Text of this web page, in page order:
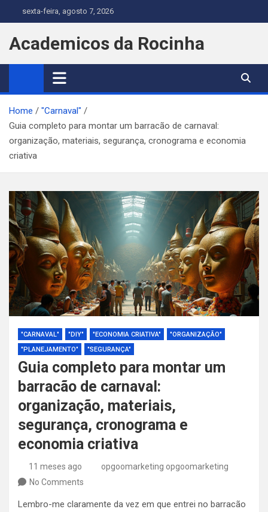
to
content
sexta-feira, agosto 7, 2026
Academicos da Rocinha
Home
"Carnaval"
Guia completo para montar um barracão de carnaval:
organização, materiais, segurança, cronograma e economia
criativa
"CARNAVAL" "DIY" "ECONOMIA CRIATIVA"
"ORGANIZAÇÃO"
"PLANEJAMENTO"
"SEGURANÇA"
Guia completo para montar um
barracão de carnaval:
organização, materiais,
segurança, cronograma e
economia criativa
11 meses ago
opgoomarketing opgoomarketing
No Comments
Lembro-me claramente da vez em que entrei no barracão